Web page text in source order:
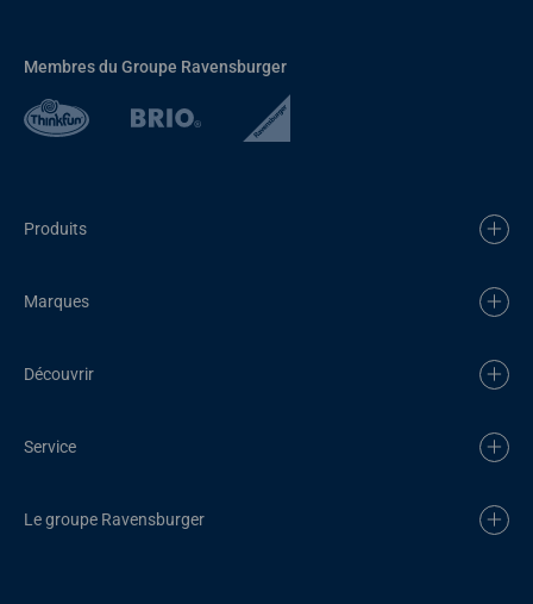
Membres du Groupe Ravensburger
Produits
Marques
Découvrir
Service
Le groupe Ravensburger